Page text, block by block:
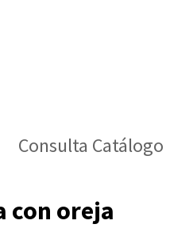
Consulta Catálogo
con oreja